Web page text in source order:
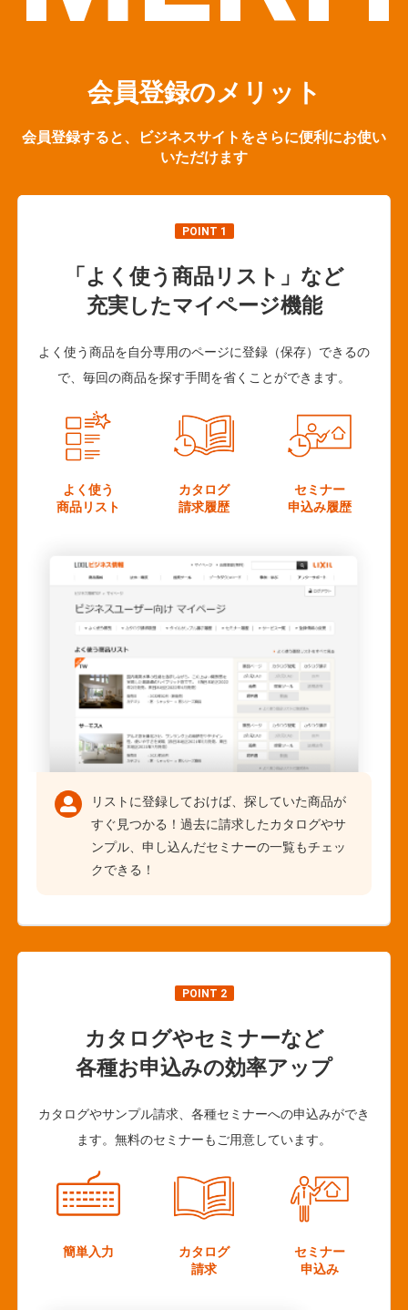
会員登録のメリット
会員登録すると、ビジネスサイトをさらに便利にお使い
いただけます
POINT 1
「よく使う商品リスト」など
充実したマイページ機能
よく使う商品を自分専用のページに登録（保存）できるの
で、毎回の商品を探す手間を省くことができます。
よく使う
商品リスト
カタログ
請求履歴
セミナー
申込み履歴
リストに登録しておけば、探していた商品が
すぐ見つかる！過去に請求したカタログやサ
ンプル、申し込んだセミナーの一覧もチェッ
クできる！
POINT 2
カタログやセミナーなど
各種お申込みの効率アップ
カタログやサンプル請求、各種セミナーへの申込みができ
ます。無料のセミナーもご用意しています。
簡単入力
カタログ
請求
セミナー
申込み